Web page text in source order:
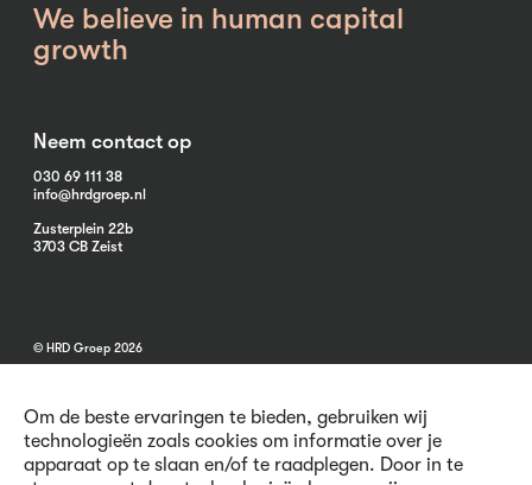
Om de beste ervaringen te bieden, gebruiken wij
technologieën zoals cookies om informatie over je
apparaat op te slaan en/of te raadplegen. Door in te
We believe in human capital
growth
Neem contact op
030 69 111 38
info@hrdgroep.nl
Zusterplein 22b
3703 CB Zeist
© HRD Groep 2026